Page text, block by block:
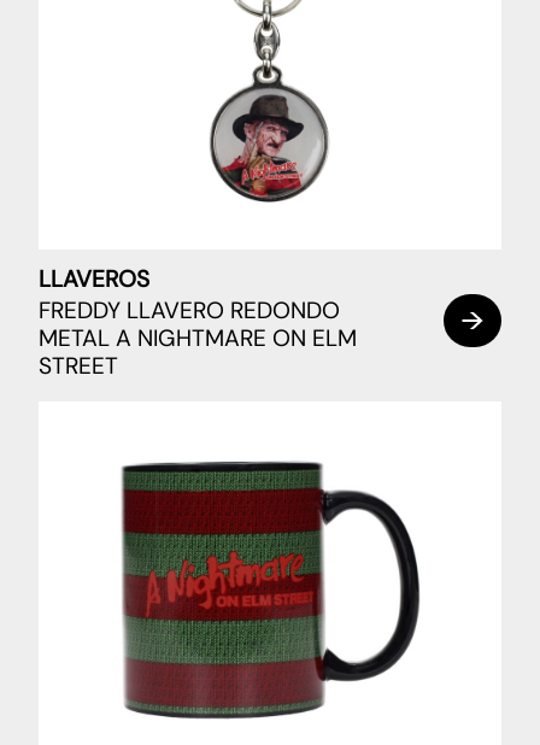
LLAVEROS
FREDDY LLAVERO REDONDO
METAL A NIGHTMARE ON ELM
STREET